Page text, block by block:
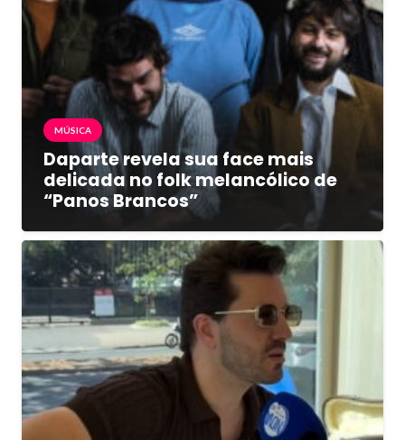
MÚSICA
Daparte revela sua face mais
delicada no folk melancólico de
“Panos Brancos”